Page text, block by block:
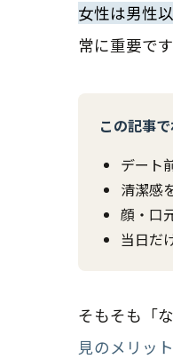
女性は男性
常に重要で
この記事
デート
清潔感
顔・口
当日だ
そもそも「
見のメリット